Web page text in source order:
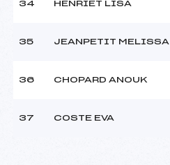
34 HENRIET LISA
35 JEANPETIT MELISSA
36 CHOPARD ANOUK
37 COSTE EVA